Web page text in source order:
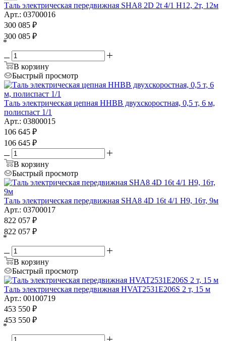
Таль электрическая передвижная SHA8 2D 2t 4/1 H12, 2т, 12м
Арт.: 03700016
300 085 ₽
300 085 ₽
*
В корзину
Быстрый просмотр
Таль электрическая цепная HHBB двухскоростная, 0,5 т, 6 м,
полиспаст 1/1
Арт.: 03800015
106 645 ₽
106 645 ₽
В корзину
Быстрый просмотр
Таль электрическая передвижная SHA8 4D 16t 4/1 H9, 16т, 9м
Арт.: 03700017
822 057 ₽
822 057 ₽
*
В корзину
Быстрый просмотр
Таль электрическая передвижная HVAT2531E206S 2 т, 15 м
Арт.: 00100719
453 550 ₽
453 550 ₽
*